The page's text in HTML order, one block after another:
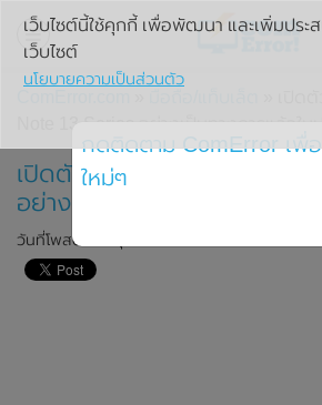
» เปิด
เปิดตัวสมาร์ทโฟน Redmi
อย่างเป็นทางการแล้วในประเทศ
วันที่โพสต์: 13 ตุลาคม 2023
เว็บไซต์นี้ใช้คุกกี้ เพื่อพัฒนา และเพิ่มประ
เว็บไซต์
นโยบายความเป็นส่วนตัว
กดติดตาม ComError เพื่อ
ใหม่ๆ